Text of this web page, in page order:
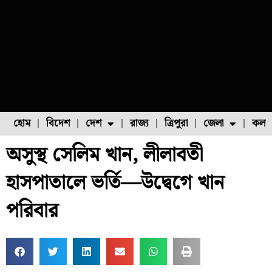
হোম বিদেশ দেশ
ফুল চাষ ফল চাষ মাছ চাষ
রাজ্য ত্রিপুরা জেলা
অসুস্থ সেলিম খান, লীলাবতী
হাসপাতালে ভর্তি—উদ্বেগে খান
পরিবার